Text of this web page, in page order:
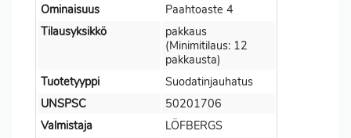
Ominaisuus
Paahtoaste 4
Tilausyksikkö
pakkaus
(Minimitilaus: 12
pakkausta)
Tuotetyyppi
Suodatinjauhatus
UNSPSC
50201706
Valmistaja
LÖFBERGS